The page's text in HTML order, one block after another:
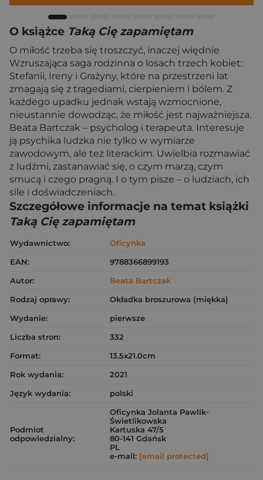
O książce Taką Cię zapamiętam
O miłość trzeba się troszczyć, inaczej więdnie
Wzruszająca saga rodzinna o losach trzech kobiet:
Stefanii, Ireny i Grażyny, które na przestrzeni lat
zmagają się z tragediami, cierpieniem i bólem. Z
każdego upadku jednak wstają wzmocnione,
nieustannie dowodząc, że miłość jest najważniejsza.
Beata Bartczak – psycholog i terapeuta. Interesuje
ją psychika ludzka nie tylko w wymiarze
zawodowym, ale też literackim. Uwielbia rozmawiać
z ludźmi, zastanawiać się, o czym marzą, czym
smucą i czego pragną. I o tym pisze – o ludziach, ich
sile i doświadczeniach.
Szczegółowe informacje na temat książki
Taką Cię zapamiętam
Wydawnictwo:
Oficynka
EAN:
9788366899193
Autor:
Beata Bartczak
Rodzaj oprawy:
Okładka broszurowa (miękka)
Wydanie:
pierwsze
Liczba stron:
332
Format:
13.5x21.0cm
Rok wydania:
2021
Język wydania:
polski
Podmiot
odpowiedzialny:
Oficynka Jolanta Pawlik-
Świetlikowska
Kartuska 47/5
80-141 Gdańsk
PL
e-mail: [email protected]